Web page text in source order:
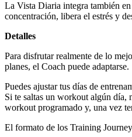
La Vista Diaria integra también
concentración, libera el estrés y
Detalles
Para disfrutar realmente de lo
planes, el Coach puede adaptarse.
Puedes ajustar tus días de
Si te saltas un workout algún día,
workout programado y, una vez
El formato de los Training